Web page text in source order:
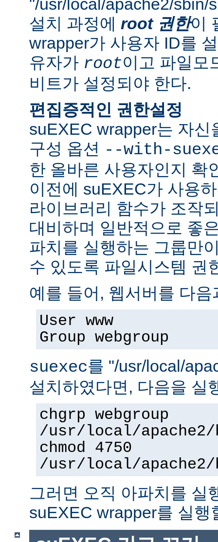
"/usr/local/apache2/sbin/
설치 과정에 root 권한이
wrapper가 사용자 ID를
유자가 root이고 파일모
비트가 설정되야 한다.
편집증적인 권한설정
suEXEC wrapper는 자신
구성 옵션 --with-
한 올바른 사용자인지 확
이전에 suEXEC가 사용
라이브러리 함수가 조작
대비하며 일반적으로 좋
파치를 실행하는 그룹만
수 있도록 파일시스템 권
예를 들어, 웹서버를 다
User www
Group webgroup
suexec를 "/usr/local/
설치하였다면, 다음을 실
chgrp webgroup
/usr/local/apache2/
chmod 4750
/usr/local/apache2/
그러면 오직 아파치를 실
suEXEC wrapper를 실행